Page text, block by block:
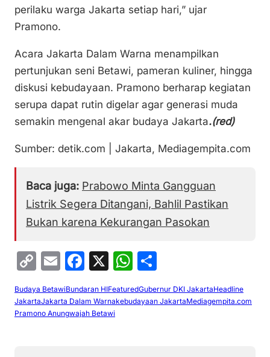
perilaku warga Jakarta setiap hari,” ujar
Pramono.
Acara Jakarta Dalam Warna menampilkan
pertunjukan seni Betawi, pameran kuliner, hingga
diskusi kebudayaan. Pramono berharap kegiatan
serupa dapat rutin digelar agar generasi muda
semakin mengenal akar budaya Jakarta.(red)
Sumber: detik.com | Jakarta, Mediagempita.com
Baca juga: Prabowo Minta Gangguan
Listrik Segera Ditangani, Bahlil Pastikan
Bukan karena Kekurangan Pasokan
C
o
p
y
E
m
ai
l
F
c
e
X
W
h
at ar
Budaya BetawiBundaran HIFeaturedGubernur DKI JakartaHeadline
JakartaJakarta Dalam Warnakebudayaan JakartaMediagempita.com
Pramono Anungwajah Betawi